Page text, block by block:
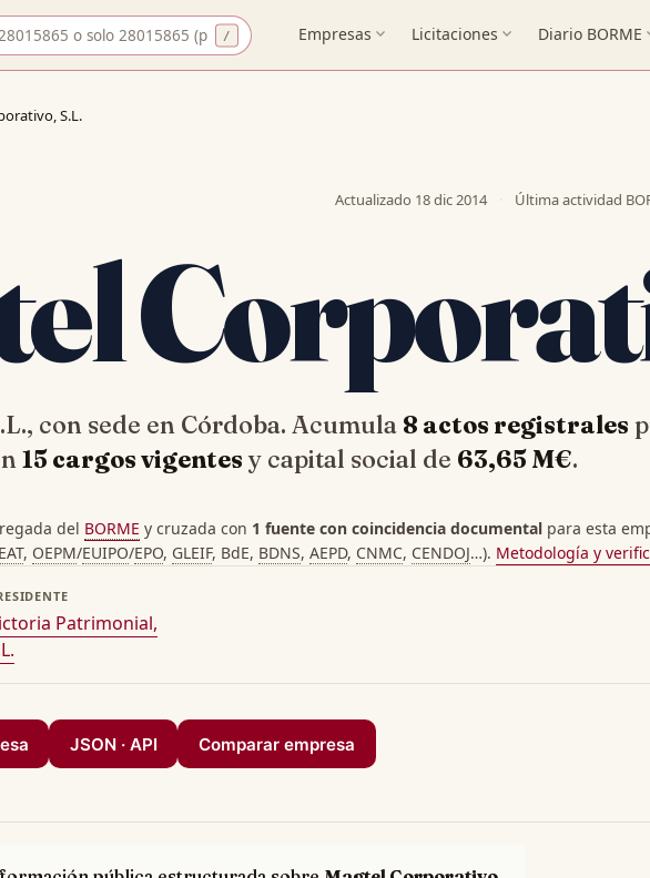
por nombre o CIF Empresas expand_more Licitaciones expand_more Diario BORME
S.L.
Actualizado 18 dic 2014 · Última actividad
con sede en Córdoba. Acumula 8 actos registrales
15 cargos vigentesy capital social de 63,65 M€.
del BORME y cruzada con 1 fuente con coincidencia documental para esta
, OEPM/EUIPO/EPO, GLEIF, BdE, BDNS, AEPD, CNMC, CENDOJ…). Metodología y
Patrimonial,
JSON · API Comparar empresa